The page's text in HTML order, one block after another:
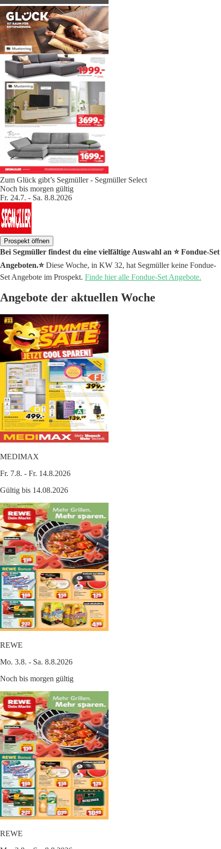
Zum Glück gibt’s Segmüller - Segmüller Select
Noch bis morgen gültig
Fr. 24.7. - Sa. 8.8.2026
Prospekt öffnen
Bei Segmüller findest du eine vielfältige Auswahl an ⭐️ Fondue-Set
Angeboten.⭐️Diese Woche, in KW 32, hat Segmüller keine Fondue-
Set Angebote im Prospekt. Finde hier alle Fondue-Set Angebote.
Angebote der aktuellen Woche
MEDIMAX
Fr. 7.8. - Fr. 14.8.2026
Gültig bis 14.08.2026
REWE
Mo. 3.8. - Sa. 8.8.2026
Noch bis morgen gültig
REWE